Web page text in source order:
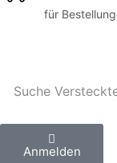
für
Suche
Anmelden